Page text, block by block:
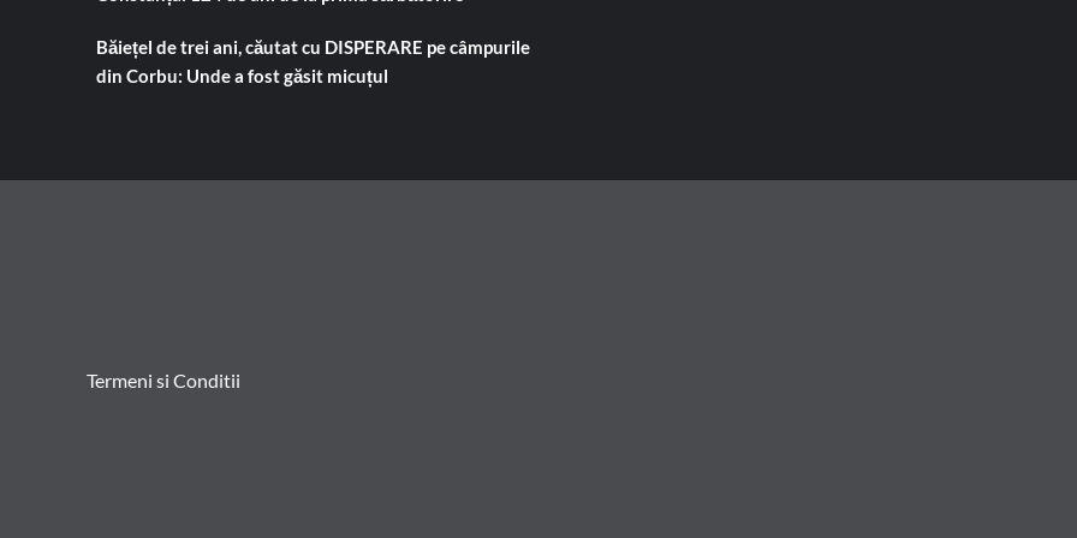
Băiețel de trei ani, căutat cu DISPERARE pe câmpurile
din Corbu: Unde a fost găsit micuțul
Termeni si Conditii